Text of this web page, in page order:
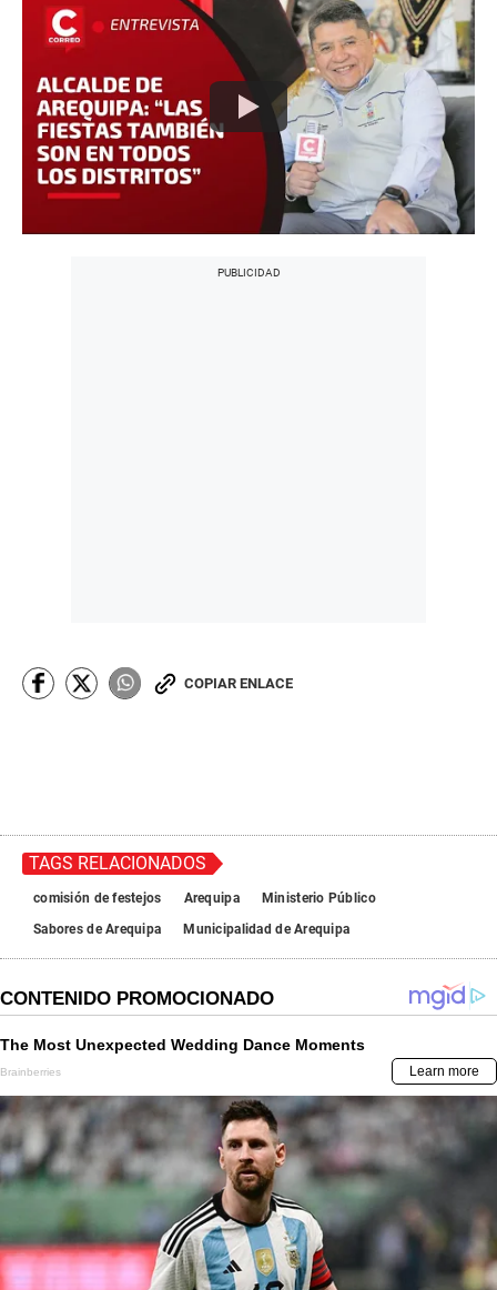
COPIAR ENLACE
TAGS RELACIONADOS
comisión de festejos Arequipa
Ministerio Público
Sabores de Arequipa
Municipalidad de Arequipa